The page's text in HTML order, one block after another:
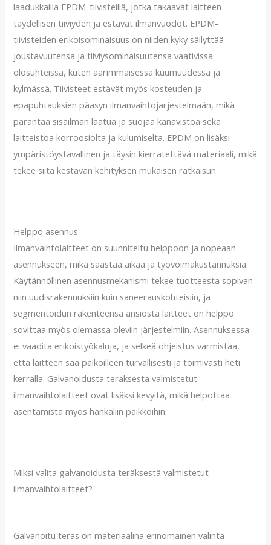
laadukkailla EPDM-tiivisteillä, jotka takaavat laitteen
täydellisen tiiviyden ja estävät ilmanvuodot. EPDM-
tiivisteiden erikoisominaisuus on niiden kyky säilyttää
joustavuutensa ja tiiviysominaisuutensa vaativissa
olosuhteissa, kuten äärimmäisessä kuumuudessa ja
kylmässä. Tiivisteet estävät myös kosteuden ja
epäpuhtauksien pääsyn ilmanvaihtojärjestelmään, mikä
parantaa sisäilman laatua ja suojaa kanavistoa sekä
laitteistoa korroosiolta ja kulumiselta. EPDM on lisäksi
ympäristöystävällinen ja täysin kierrätettävä materiaali, mikä
tekee siitä kestävän kehityksen mukaisen ratkaisun.
Helppo asennus
Ilmanvaihtolaitteet on suunniteltu helppoon ja nopeaan
asennukseen, mikä säästää aikaa ja työvoimakustannuksia.
Käytännöllinen asennusmekanismi tekee tuotteesta sopivan
niin uudisrakennuksiin kuin saneerauskohteisiin, ja
segmentoidun rakenteensa ansiosta laitteet on helppo
sovittaa myös olemassa oleviin järjestelmiin. Asennuksessa
ei vaadita erikoistyökaluja, ja selkeä ohjeistus varmistaa,
että laitteen saa paikoilleen turvallisesti ja toimivasti heti
kerralla. Galvanoidusta teräksestä valmistetut
ilmanvaihtolaitteet ovat lisäksi kevyitä, mikä helpottaa
asentamista myös hankaliin paikkoihin.
Miksi valita galvanoidusta teräksestä valmistetut
ilmanvaihtolaitteet?
Galvanoitu teräs on materiaalina erinomainen valinta